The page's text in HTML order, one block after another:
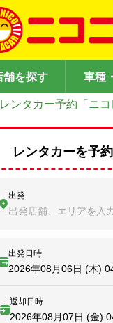
舗を探す 車種
ンタカー予約「ニコ
レンタカーを予
出発
出発店舗、エリアを入
出発日時
2026年08月06日 (木)
返却日時
2026年08月07日 (金)